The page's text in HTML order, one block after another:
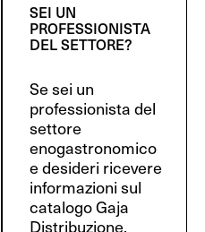
SEI UN
PROFESSIONISTA
DEL SETTORE?
Se sei un
professionista del
settore
enogastronomico
e desideri ricevere
informazioni sul
catalogo Gaja
Distribuzione,